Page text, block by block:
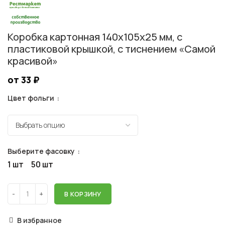
Коробка картонная 140х105х25 мм, с
пластиковой крышкой, с тиснением «Самой
красивой»
от 33 ₽
Цвет фольги
Выберите фасовку
1 шт 50 шт
В КОРЗИНУ
В избранное